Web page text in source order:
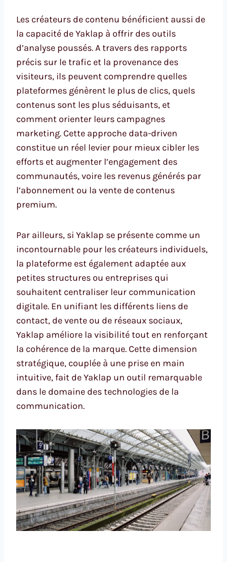
Les créateurs de contenu bénéficient aussi de
la capacité de Yaklap à offrir des outils
d’analyse poussés. A travers des rapports
précis sur le trafic et la provenance des
visiteurs, ils peuvent comprendre quelles
plateformes génèrent le plus de clics, quels
contenus sont les plus séduisants, et
comment orienter leurs campagnes
marketing. Cette approche data-driven
constitue un réel levier pour mieux cibler les
efforts et augmenter l’engagement des
communautés, voire les revenus générés par
l’abonnement ou la vente de contenus
premium.
Par ailleurs, si Yaklap se présente comme un
incontournable pour les créateurs individuels,
la plateforme est également adaptée aux
petites structures ou entreprises qui
souhaitent centraliser leur communication
digitale. En unifiant les différents liens de
contact, de vente ou de réseaux sociaux,
Yaklap améliore la visibilité tout en renforçant
la cohérence de la marque. Cette dimension
stratégique, couplée à une prise en main
intuitive, fait de Yaklap un outil remarquable
dans le domaine des technologies de la
communication.